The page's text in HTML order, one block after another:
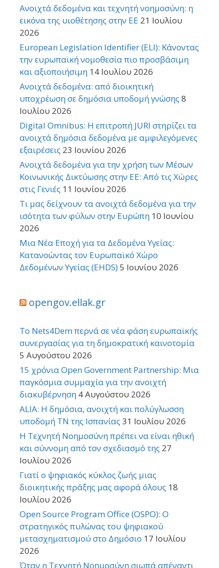
Ανοιχτά δεδομένα και τεχνητή νοημοσύνη: η
εικόνα της υιοθέτησης στην ΕΕ 21 Ιουλίου
2026
European Legislation Identifier (ELI): Κάνοντας
την ευρωπαϊκή νομοθεσία πιο προσβάσιμη
και αξιοποιήσιμη 14 Ιουλίου 2026
Ανοιχτά δεδομένα: από διοικητική
υποχρέωση σε δημόσια υποδομή γνώσης 8
Ιουλίου 2026
Digital Omnibus: Η επιτροπή JURI στηρίζει τα
ανοιχτά δημόσια δεδομένα με αμφιλεγόμενες
εξαιρέσεις 23 Ιουνίου 2026
Ανοιχτά δεδομένα για την χρήση των Μέσων
Κοινωνικής Δικτύωσης στην ΕΕ: Από τις Χώρες
στις Γενιές 11 Ιουνίου 2026
Τι μας δείχνουν τα ανοιχτά δεδομένα για την
ισότητα των φύλων στην Ευρώπη 10 Ιουνίου
2026
Μια Νέα Εποχή για τα Δεδομένα Υγείας:
Κατανοώντας τον Ευρωπαϊκό Χώρο
Δεδομένων Υγείας (EHDS)5 Ιουνίου 2026
opengov.ellak.gr
Το Nets4Dem περνά σε νέα φάση ευρωπαϊκής
συνεργασίας για τη δημοκρατική καινοτομία
5 Αυγούστου 2026
15 χρόνια Open Government Partnership: Μια
παγκόσμια συμμαχία για την ανοιχτή
διακυβέρνηση 4 Αυγούστου 2026
ALIA: Η δημόσια, ανοιχτή και πολύγλωσση
υποδομή ΤΝ της Ισπανίας 31 Ιουλίου 2026
Η Τεχνητή Νοημοσύνη πρέπει να είναι ηθική
και σύννομη από τον σχεδιασμό της 27
Ιουλίου 2026
Γιατί ο ψηφιακός κύκλος ζωής μιας
διοικητικής πράξης μας αφορά όλους 18
Ιουλίου 2026
Open Source Program Office (OSPO): Ο
στρατηγικός πυλώνας του ψηφιακού
μετασχηματισμού στο Δημόσιο 17 Ιουλίου
2026
Όταν η Τεχνητή Νοημοσύνη σιωπά απέναντι